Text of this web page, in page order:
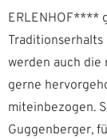
ERLENHOF****
werden auch die
gerne
miteinbezogen.
Guggenberger,